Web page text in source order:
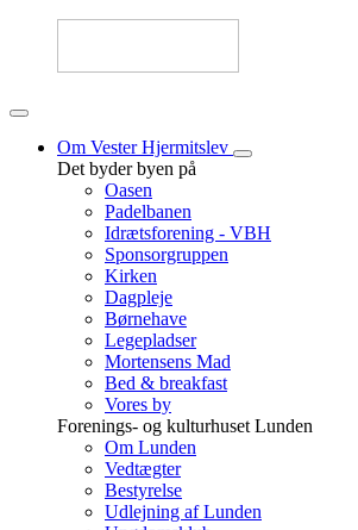
Om Vester Hjermitslev
Det byder byen på
Oasen
Padelbanen
Idrætsforening - VBH
Sponsorgruppen
Kirken
Dagpleje
Børnehave
Legepladser
Mortensens Mad
Bed & breakfast
Vores by
Forenings- og kulturhuset Lunden
Om Lunden
Vedtægter
Bestyrelse
Udlejning af Lunden